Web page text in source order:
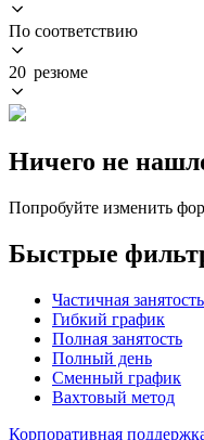
По соответствию
20 резюме
Ничего не
Попробуйте изменить
Быстрые
Частичная занятость
Гибкий график
Полная занятость
Полный день
Сменный график
Вахтовый метод
Корпоративная